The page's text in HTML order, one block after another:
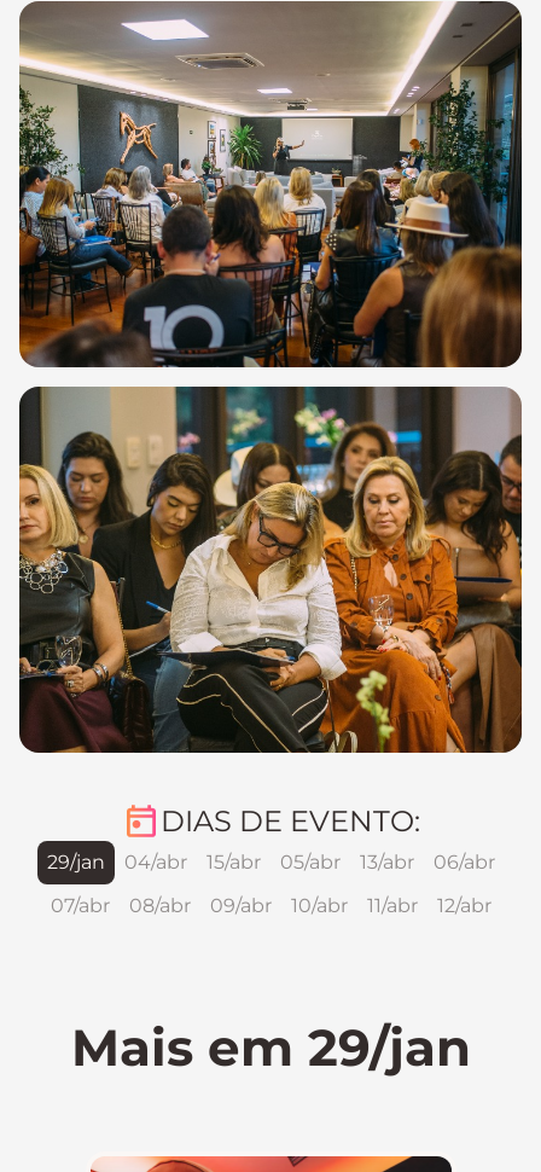
DIAS DE EVENTO:
29/jan 04/abr 15/abr 05/abr 13/abr
06/abr
07/abr
08/abr 09/abr 10/abr 11/abr 12/abr
Mais em 29/jan